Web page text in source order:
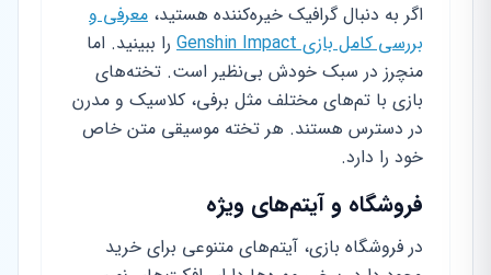
اگر به دنبال گرافیک خیره‌کننده هستید، معرفی و
بررسی کامل بازی Genshin Impact
را ببینید. اما
منچرز در سبک خودش بی‌نظیر است. تخته‌های
بازی با تم‌های مختلف مثل برفی، کلاسیک و مدرن
در دسترس هستند. هر تخته موسیقی متن خاص
خود را دارد.
فروشگاه و آیتم‌های ویژه
در فروشگاه بازی، آیتم‌های متنوعی برای خرید